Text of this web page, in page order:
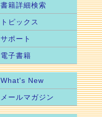
書籍詳細検索
トピックス
サポート
電子書籍
What's New
メールマガジン